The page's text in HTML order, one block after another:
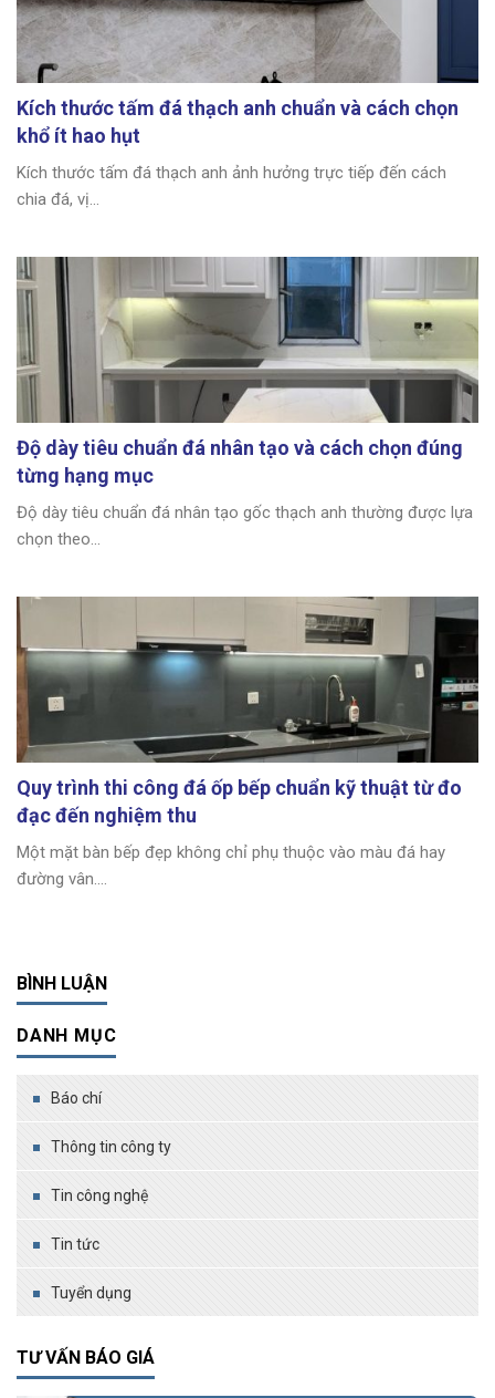
Kích thước tấm đá thạch anh chuẩn và cách chọn
khổ ít hao hụt
Kích thước tấm đá thạch anh ảnh hưởng trực tiếp đến cách
chia đá, vị...
Độ dày tiêu chuẩn đá nhân tạo và cách chọn đúng
từng hạng mục
Độ dày tiêu chuẩn đá nhân tạo gốc thạch anh thường được lựa
chọn theo...
Quy trình thi công đá ốp bếp chuẩn kỹ thuật từ đo
đạc đến nghiệm thu
Một mặt bàn bếp đẹp không chỉ phụ thuộc vào màu đá hay
đường vân....
BÌNH LUẬN
DANH MỤC
Báo chí
Thông tin công ty
Tin công nghệ
Tin tức
Tuyển dụng
TƯ VẤN BÁO GIÁ